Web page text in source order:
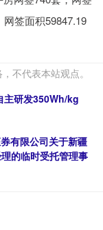
签面积59847.19
不代表本站观点。
主研发350Wh/kg
有限公司关于新疆
的临时受托管理事